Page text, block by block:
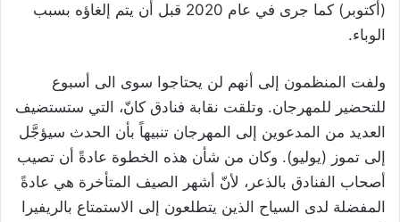
(أكتوبر) كما جرى في عام 2020 قبل أن يتم إلغاؤه بسبب
الوباء.
ولفت المنظمون إلى أنهم لن يحتاجوا سوى الى أسبوع
للتحضير للمهرجان. وتلقت نقابة فنادق كانّ، التي ستستضيف
العديد من المدعوين إلى المهرجان تنبيهاً بأن الحدث سيؤجَّل
إلى تموز (يوليو). وكان من شأن هذه الخطوة عادةً أن تصيب
أصحاب الفنادق بالذعر، لأنّ أشهر الصيف المتأخرة هي عادةً
المفضلة لدى السياح الذين يتطلعون إلى الاستمتاع بالريفيرا